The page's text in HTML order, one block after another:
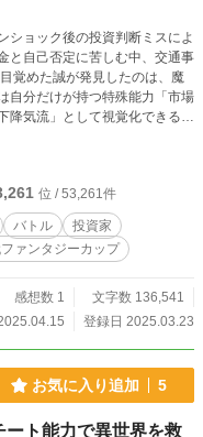
ショック後の投資判断ミスによ
と自己否定に苦しむ中、交通事
自分だけが持つ特殊能力「市場
降気流」として視覚化できる力
ェニックス・インベストメン
に、王国防衛用の魔法障壁を
力を
を快く思わない。彼らの妨害
の予測と回避」「三国経済同
げていく。
位 / 53,261件
バトル
投資家
ァンタジーカップ
感想数 1
文字数 136,541
登録日 2025.03.23
お気に入り追加 5
ト能力で異世界を救